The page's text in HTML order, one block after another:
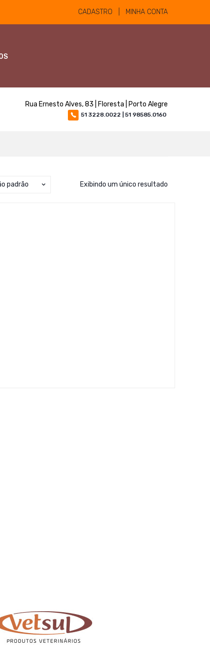
CADASTRO | MINHA CONTA
Rua Ernesto Alves, 83 | Floresta | Porto Alegre
51 3228.0022 | 51 98585.0160
Exibindo um único resultado
padrão